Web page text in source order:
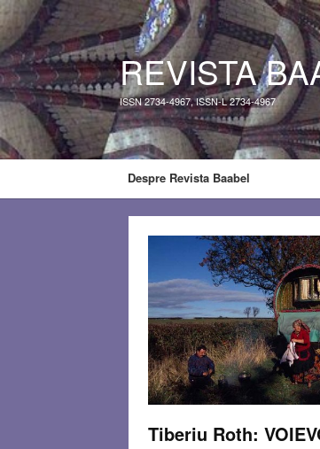
REVISTA
ISSN 2734-4967, ISSN-L 2734-4967
Despre Revista Baabel
Tiberiu Roth: